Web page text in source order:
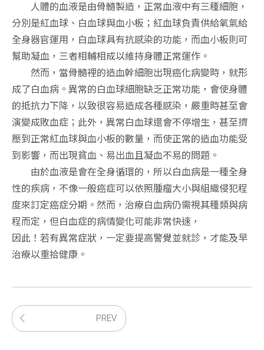
人體的血液是由骨髓製造，正常血液中有三種細胞，
分別是紅血球、白血球與血小板；紅血球負責供給氧氣給
全身器官運用，白血球具有抗感染的功能，而血小板則可
幫助凝血，三者相輔相成以維持身體正常運作。
然而，當骨髓裡的造血幹細胞出現癌化病變時，就形
成了白血病。異常的白血球細胞缺乏正常功能，會使身體
的抵抗力下降，以致很容易造成各種感染，嚴重時甚至會
演變成敗血症；此外，異常白血球還會不停增生，甚至擠
壓到正常紅血球與血小板的數量，而使正常的造血功能受
到影響，而出現貧血、易出血且凝血不易的問題。
由於血液是會在全身循環的，所以白血病是一種全身
性的疾病，不像一般癌症可以依照腫瘤大小與組織侵犯程
度來訂定癌症分期。然而，治療白血病仍需視其種類與病
程而定，但白血症的病情變化可能非常快速，
因此！若有異常症狀，一定要提高警覺並就診，才能及早
治療以重拾健康。
PREV